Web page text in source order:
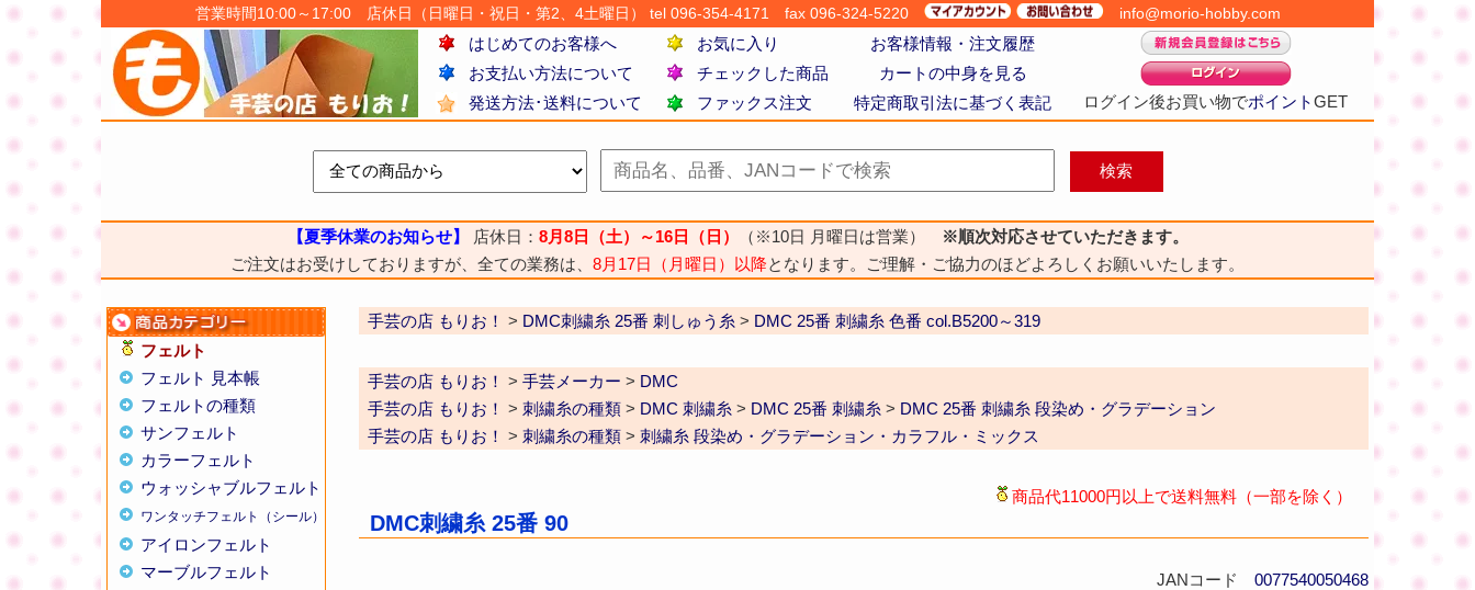
営業時間10:00～17:00 店休日（日曜日・祝日・第2、4土曜日） tel 096-354-4171 fax 096-324-5220 info@morio-hobby.com
はじめてのお客様へ お気に入り お客様情報・注文履歴
ログイン後お買い物でポイントGET
お支払い方法について チェックした商品
カートの中身を見る
発送方法･送料について
ファックス注文 特定商取引法に基づく表記
【夏季休業のお知らせ】 店休日： 8月8日（土）～16日（日） （※10日 月曜日は営業）
※順次対応させていただきます。
ご注文はお受けしておりますが、全ての業務は、 8月17日（月曜日）以降となります。ご理解・ご協力のほどよろしくお願いいたします。
フェルト
フェルト 見本帳
フェルトの種類
サンフェルト
カラーフェルト
ウォッシャブルフェルト
ワンタッチフェルト（シール）
アイロンフェルト
マーブルフェルト
手芸の店 もりお！ > DMC刺繍糸 25番 刺しゅう糸 > DMC 25番 刺繍糸 色番 col.B5200～319
手芸の店 もりお！ > 手芸メーカー > DMC
手芸の店 もりお！ > 刺繍糸の種類 > DMC 刺繍糸 > DMC 25番 刺繍糸 > DMC 25番 刺繍糸 段染め・グラデーション
手芸の店 もりお！ > 刺繍糸の種類 > 刺繍糸 段染め・グラデーション・カラフル・ミックス
商品代11000円以上で送料無料（一部を除く）
DMC刺繍糸 25番 90
JANコード 0077540050468